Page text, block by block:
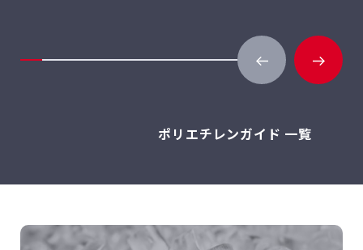
ポリエチレンガイド 一覧